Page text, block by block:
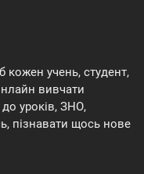
учень, студент,
вивчати
до уроків, ЗНО,
пізнавати щось нове